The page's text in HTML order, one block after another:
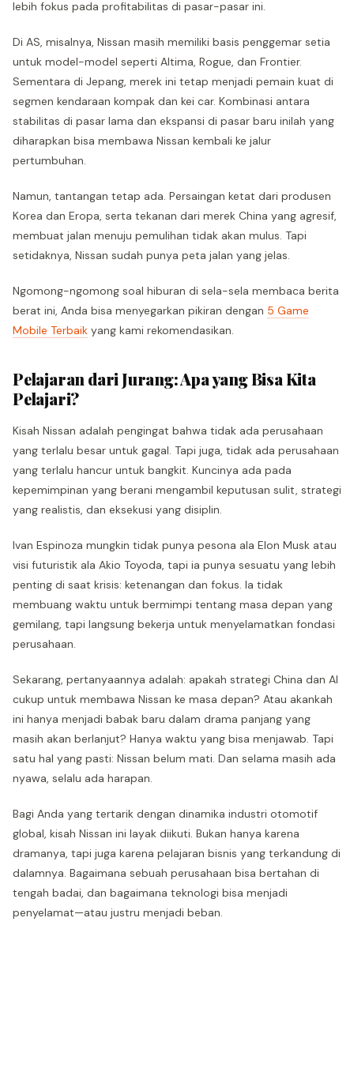
lebih fokus pada profitabilitas di pasar-pasar ini.
Di AS, misalnya, Nissan masih memiliki basis penggemar setia
untuk model-model seperti Altima, Rogue, dan Frontier.
Sementara di Jepang, merek ini tetap menjadi pemain kuat di
segmen kendaraan kompak dan kei car. Kombinasi antara
stabilitas di pasar lama dan ekspansi di pasar baru inilah yang
diharapkan bisa membawa Nissan kembali ke jalur
pertumbuhan.
Namun, tantangan tetap ada. Persaingan ketat dari produsen
Korea dan Eropa, serta tekanan dari merek China yang agresif,
membuat jalan menuju pemulihan tidak akan mulus. Tapi
setidaknya, Nissan sudah punya peta jalan yang jelas.
Ngomong-ngomong soal hiburan di sela-sela membaca berita
berat ini, Anda bisa menyegarkan pikiran dengan 5 Game
Mobile Terbaik yang kami rekomendasikan.
Pelajaran dari Jurang: Apa yang Bisa Kita
Pelajari?
Kisah Nissan adalah pengingat bahwa tidak ada perusahaan
yang terlalu besar untuk gagal. Tapi juga, tidak ada perusahaan
yang terlalu hancur untuk bangkit. Kuncinya ada pada
kepemimpinan yang berani mengambil keputusan sulit, strategi
yang realistis, dan eksekusi yang disiplin.
Ivan Espinoza mungkin tidak punya pesona ala Elon Musk atau
visi futuristik ala Akio Toyoda, tapi ia punya sesuatu yang lebih
penting di saat krisis: ketenangan dan fokus. Ia tidak
membuang waktu untuk bermimpi tentang masa depan yang
gemilang, tapi langsung bekerja untuk menyelamatkan fondasi
perusahaan.
Sekarang, pertanyaannya adalah: apakah strategi China dan AI
cukup untuk membawa Nissan ke masa depan? Atau akankah
ini hanya menjadi babak baru dalam drama panjang yang
masih akan berlanjut? Hanya waktu yang bisa menjawab. Tapi
satu hal yang pasti: Nissan belum mati. Dan selama masih ada
nyawa, selalu ada harapan.
Bagi Anda yang tertarik dengan dinamika industri otomotif
global, kisah Nissan ini layak diikuti. Bukan hanya karena
dramanya, tapi juga karena pelajaran bisnis yang terkandung di
dalamnya. Bagaimana sebuah perusahaan bisa bertahan di
tengah badai, dan bagaimana teknologi bisa menjadi
penyelamat—atau justru menjadi beban.